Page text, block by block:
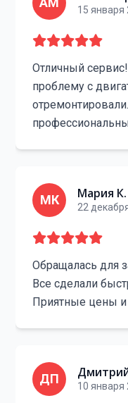
15 января
Отличный
проблему с
МК Мария К.
22
Обращалась для
Все сделали
Приятные цены
ДП 10 января